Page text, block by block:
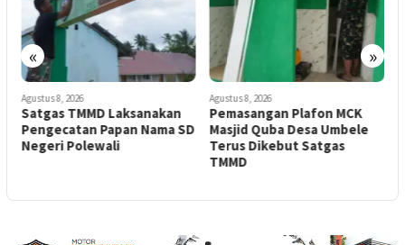
« »
Agustus 8, 2026
Satgas TMMD Laksanakan
Pengecatan Papan Nama SD
Negeri Polewali
Agustus 8, 2026
Pemasangan Plafon MCK
Masjid Quba Desa Umbele
Terus Dikebut Satgas
TMMD